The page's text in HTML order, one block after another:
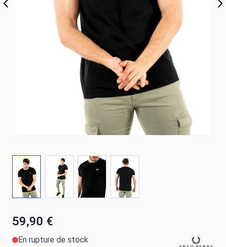
59,90 €
En rupture de stock